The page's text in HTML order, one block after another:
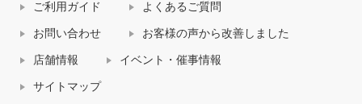
ご利用ガイド よくあるご質問
お問い合わせ お客様の声から改善しました
店舗情報 イベント・催事情報
サイトマップ